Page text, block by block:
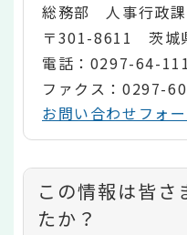
総務部 人事行政課
〒301-8611 茨城
電話：0297-64-
ファクス：0297-
お問い合わせフォ
コ
ン
この情報は皆さ
たか？